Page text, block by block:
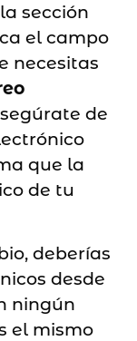
sección
el campo
necesitas
de
que la
de tu
deberías
desde
ningún
el mismo